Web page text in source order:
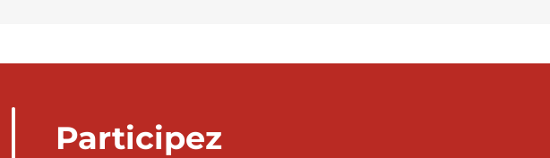
Participez